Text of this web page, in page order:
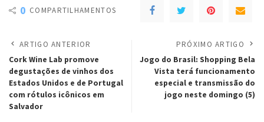
0 COMPARTILHAMENTOS
ARTIGO ANTERIOR
Cork Wine Lab promove
degustações de vinhos dos
Estados Unidos e de Portugal
com rótulos icônicos em
Salvador
PRÓXIMO ARTIGO
Jogo do Brasil: Shopping Bela
Vista terá funcionamento
especial e transmissão do
jogo neste domingo (5)